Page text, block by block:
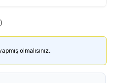
olmalısınız.